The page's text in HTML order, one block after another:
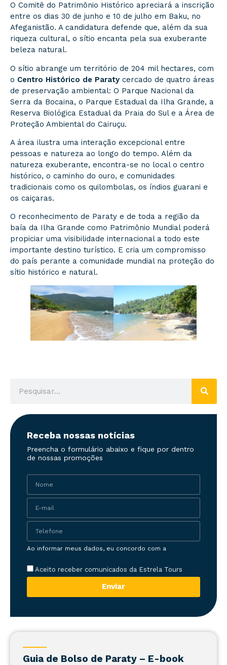
O Comitê do Patrimônio Histórico apreciará a inscrição
entre os dias 30 de junho e 10 de julho em Baku, no
Afeganistão. A candidatura defende que, além da sua
riqueza cultural, o sítio encanta pela sua exuberante
beleza natural.
O sítio abrange um território de 204 mil hectares, com
o Centro Histórico de Paraty cercado de quatro áreas
de preservação ambiental: O Parque Nacional da
Serra da Bocaina, o Parque Estadual da Ilha Grande, a
Reserva Biológica Estadual da Praia do Sul e a Área de
Proteção Ambiental do Cairuçu.
A área ilustra uma interação excepcional entre
pessoas e natureza ao longo do tempo. Além da
natureza exuberante, encontra-se no local o centro
histórico, o caminho do ouro, e comunidades
tradicionais como os quilombolas, os índios guarani e
os caiçaras.
O reconhecimento de Paraty e de toda a região da
baía da Ilha Grande como Patrimônio Mundial poderá
propiciar uma visibilidade internacional a todo este
importante destino turístico. E cria um compromisso
do país perante a comunidade mundial na proteção do
sítio histórico e natural.
Receba nossas notícias
Preencha o formulário abaixo e fique por dentro
de nossas promoções
Ao informar meus dados, eu concordo com a
Aceito receber comunicados da Estrela Tours
Enviar
Guia de Bolso de Paraty – E-book